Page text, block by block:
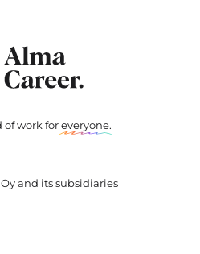
of work foreveryone.
and its subsidiaries